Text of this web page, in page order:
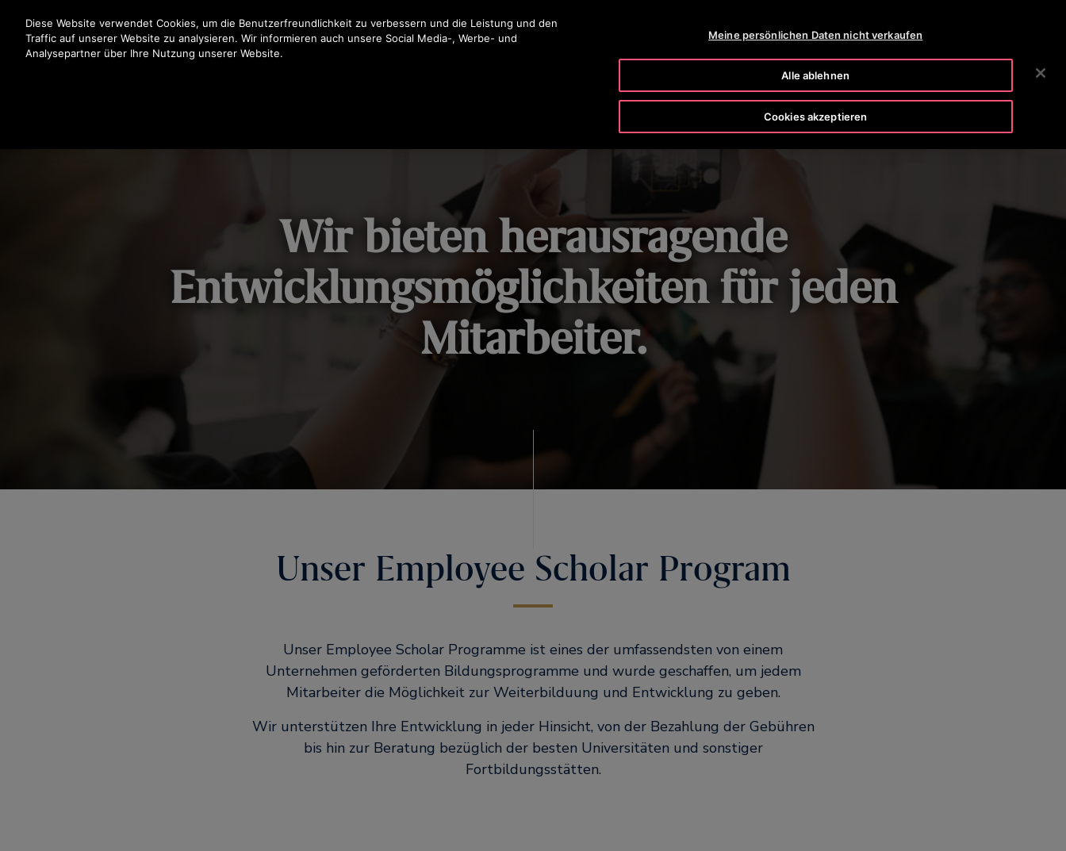
Drücken Sie die Eingabetaste, um zum Hauptinhalt zu springen
OTISLINE 0800 365 24 7 NEWS
SUCHEN
Wir bieten herausragende
Entwicklungsmöglichkeiten für jeden
Mitarbeiter.
Unser Employee Scholar Program
Unser Employee Scholar Programme ist eines der umfassendsten von einem
Unternehmen geförderten Bildungsprogramme und wurde geschaffen, um jedem
Mitarbeiter die Möglichkeit zur Weiterbilduung und Entwicklung zu geben.
Wir unterstützen Ihre Entwicklung in jeder Hinsicht, von der Bezahlung der Gebühren
bis hin zur Beratung bezüglich der besten Universitäten und sonstiger
Fortbildungsstätten.
Diese Website verwendet Cookies, um die Benutzerfreundlichkeit zu verbessern und die Leistung und den
Traffic auf unserer Website zu analysieren. Wir informieren auch unsere Social Media-, Werbe- und
Analysepartner über Ihre Nutzung unserer Website.
Meine persönlichen Daten nicht verkaufen
Alle ablehnen
Cookies akzeptieren